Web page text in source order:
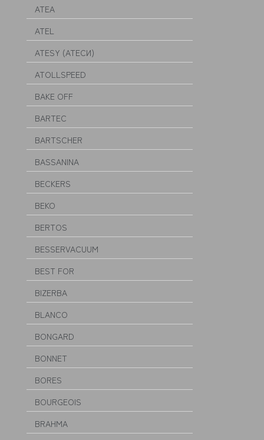
ATEA
ATEL
ATESY (АТЕСИ)
ATOLLSPEED
BAKE OFF
BARTEC
BARTSCHER
BASSANINA
BECKERS
BEKO
BERTOS
BESSERVACUUM
BEST FOR
BIZERBA
BLANCO
BONGARD
BONNET
BORES
BOURGEOIS
BRAHMA